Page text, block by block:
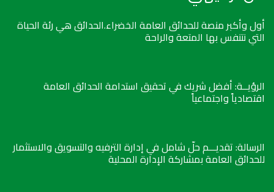
أول وأكبر منصة للحدائق العامة الخضراء.الحدائق هي رئة الحياة
التي نتنفس بها المتعة والراحة
الرؤيــة: أفضل شريك في تحقيق استدامة الحدائق العامة
اقتصادياً واجتماعياً
الرسالة: تقديـــم حلّ شامل في إدارة الترفيه والتسويق والاستثمار
للحدائق العامة بمشاركة الإدارة المحلية